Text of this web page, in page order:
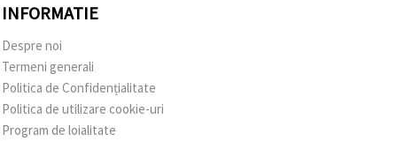
INFORMATIE
Despre noi
Termeni generali
Politica de Confidențialitate
Politica de utilizare cookie-uri
Program de loialitate